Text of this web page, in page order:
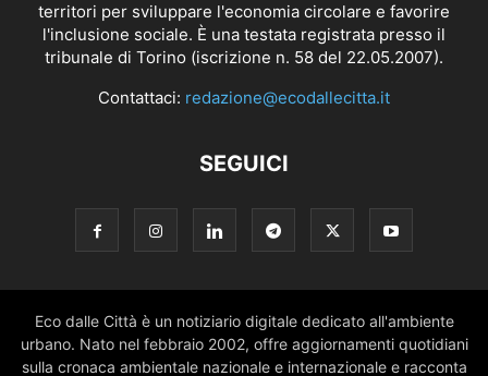
territori per sviluppare l'economia circolare e favorire
l'inclusione sociale. È una testata registrata presso il
tribunale di Torino (iscrizione n. 58 del 22.05.2007).
Contattaci: redazione@ecodallecitta.it
SEGUICI
Eco dalle Città è un notiziario digitale dedicato all'ambiente
urbano. Nato nel febbraio 2002, offre aggiornamenti quotidiani
sulla cronaca ambientale nazionale e internazionale e racconta